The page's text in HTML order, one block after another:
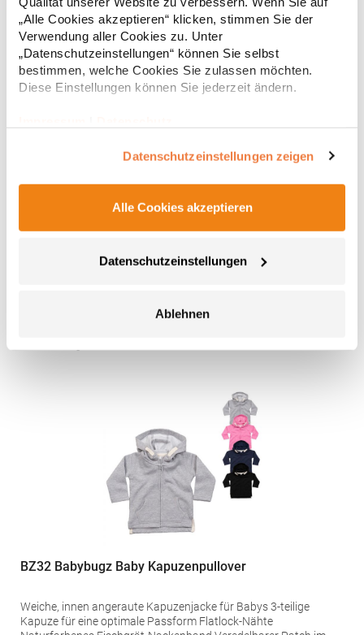
„Alle Cookies akzeptieren“ klicken, stimmen Sie der
Verwendung aller Cookies zu. Unter
„Datenschutzeinstellungen“ können Sie selbst
bestimmen, welche Cookies Sie zulassen möchten.
Diese Einstellungen können Sie jederzeit ändern.
Datenschutzeinstellungen zeigen
Alle Cookies akzeptieren
Datenschutzeinstellungen
Ablehnen
BZ66 Babybugz Baby Sweatshirt mit 1/4-
Reißverschluss
Gebürstetes Fleece 1/4-Reißverschluss mit Reißverschluss-
g/m²Materialzusammensetzung: 80% Baumwolle / 20%
BZ32 Babybugz Baby Kapuzenpullover
Weiche, innen angeraute Kapuzenjacke für Babys 3-teilige
Kapuze für eine optimale Passform Flatlock-Nähte